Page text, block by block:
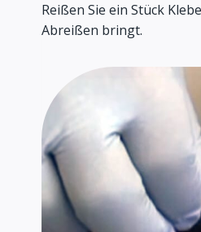
Reißen Sie ein Stück
Abreißen bringt.